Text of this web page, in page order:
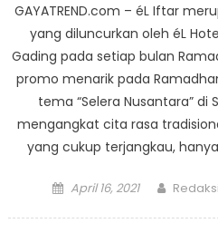
GAYATREND.com – éL Iftar
yang diluncurkan oleh éL
Gading pada setiap bulan
promo menarik pada
tema “Selera Nusantara” di
mengangkat cita rasa
yang cukup terjangkau,
Posted
April 16, 2021 Author
Redaksi